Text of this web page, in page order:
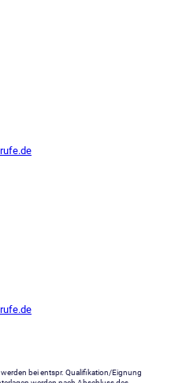
bei entspr. Qualifikation/Eignung